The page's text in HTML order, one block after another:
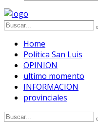
Home
Política San Luis
OPINION
ultimo momento
INFORMACION
provinciales